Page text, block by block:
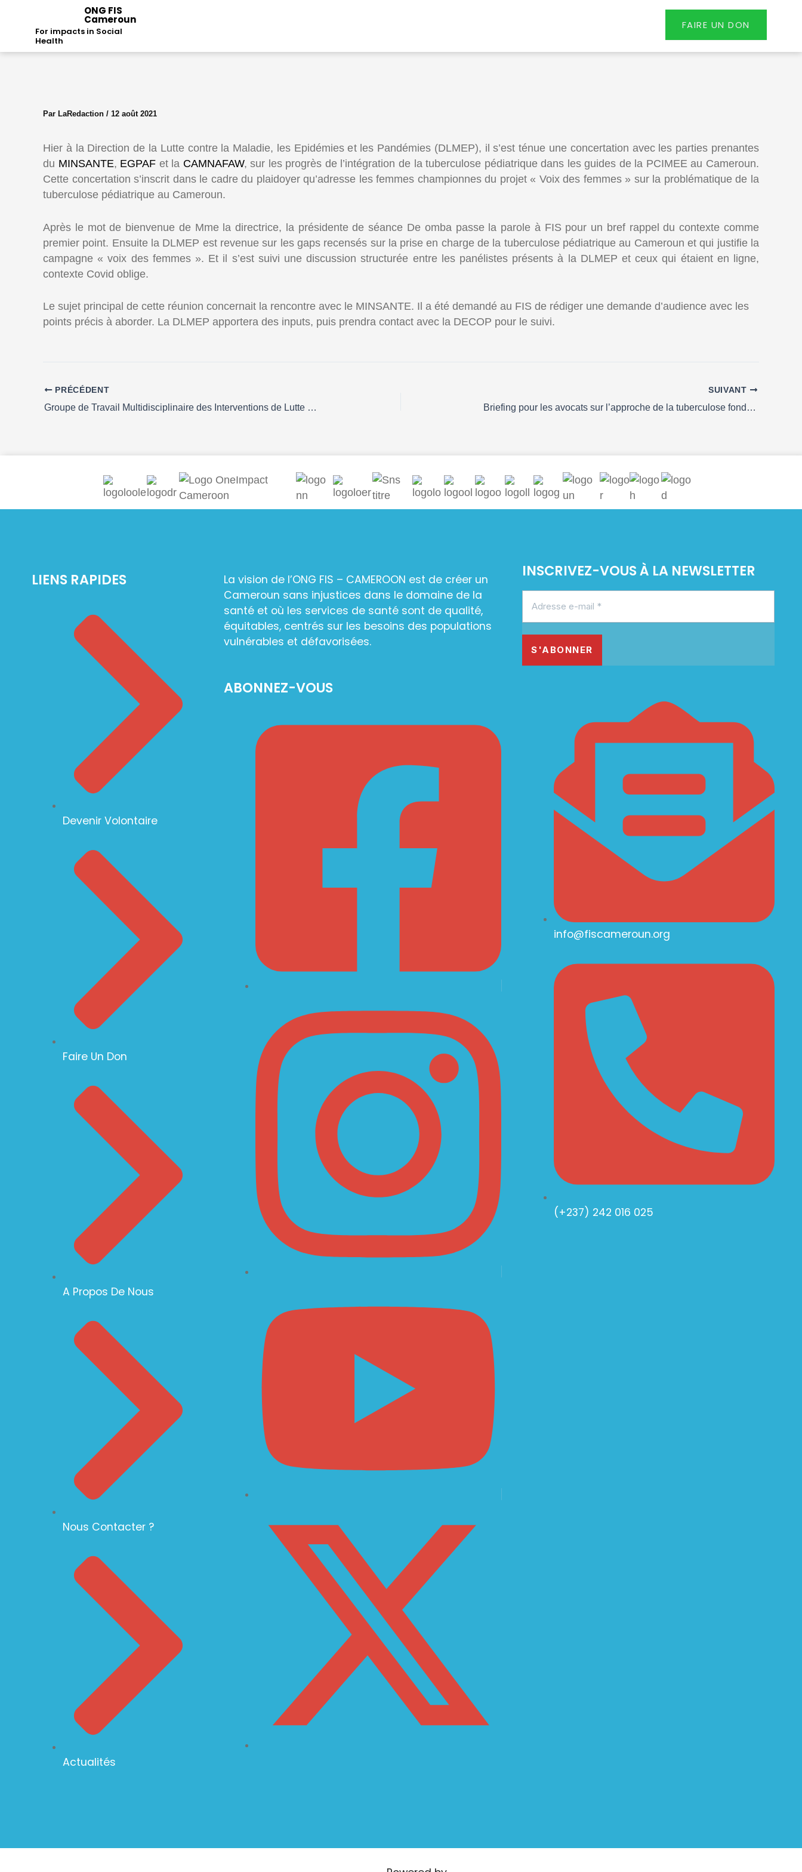
contenu
ONG FIS
Cameroun
For impacts in Social
Health
FAIRE UN DON
Par LaRedaction / 12 août 2021
Hier à la Direction de la Lutte contre la Maladie, les Epidémies et les Pandémies (DLMEP), il s’est ténue une concertation avec les parties prenantes
du MINSANTE, EGPAF et la CAMNAFAW, sur les progrès de l’intégration de la tuberculose pédiatrique dans les guides de la PCIMEE au Cameroun.
Cette concertation s’inscrit dans le cadre du plaidoyer qu’adresse les femmes championnes du projet « Voix des femmes » sur la problématique de la
tuberculose pédiatrique au Cameroun.
Après le mot de bienvenue de Mme la directrice, la présidente de séance De omba passe la parole à FIS pour un bref rappel du contexte comme
premier point. Ensuite la DLMEP est revenue sur les gaps recensés sur la prise en charge de la tuberculose pédiatrique au Cameroun et qui justifie la
campagne « voix des femmes ». Et il s’est suivi une discussion structurée entre les panélistes présents à la DLMEP et ceux qui étaient en ligne,
contexte Covid oblige.
Le sujet principal de cette réunion concernait la rencontre avec le MINSANTE. Il a été demandé au FIS de rédiger une demande d’audience avec les
points précis à aborder. La DLMEP apportera des inputs, puis prendra contact avec la DECOP pour le suivi.
PRÉCÉDENT
Groupe de Travail Multidisciplinaire des Interventions de Lutte contre la Tuberculose
SUIVANT
Briefing pour les avocats sur l’approche de la tuberculose fondée sur les droits de l’homme au Cameroun, jeudi 26 août 2021 à 10h00 au PNLT et en ligne via Zoom.
LIENS RAPIDES
Devenir Volontaire
Faire Un Don
A Propos De Nous
Nous Contacter ?
Actualités
La vision de l’ONG FIS – CAMEROON est de créer un
Cameroun sans injustices dans le domaine de la
santé et où les services de santé sont de qualité,
équitables, centrés sur les besoins des populations
vulnérables et défavorisées.
ABONNEZ-VOUS
INSCRIVEZ-VOUS À LA NEWSLETTER
info@fiscameroun.org
(+237) 242 016 025